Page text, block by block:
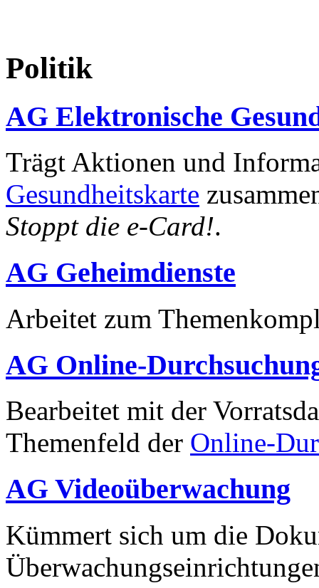
Politik
AG Elektronische
Trägt Aktionen und
Gesundheitskarte
Stoppt die e-Card!.
AG Geheimdienste
Arbeitet zum
AG Online-
Bearbeitet mit der
Themenfeld der Online-
AG Videoüberwachung
Kümmert sich um die